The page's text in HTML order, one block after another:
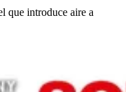
que introduce aire a